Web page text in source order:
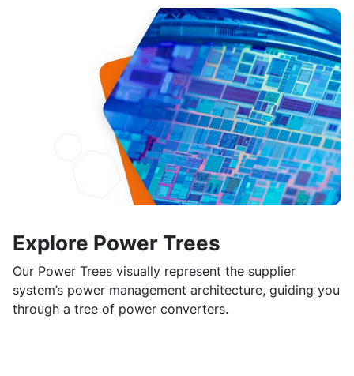
Explore Power Trees
Our Power Trees visually represent the supplier
system’s power management architecture, guiding you
through a tree of power converters.